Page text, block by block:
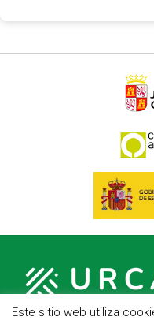
Este sitio web utiliza